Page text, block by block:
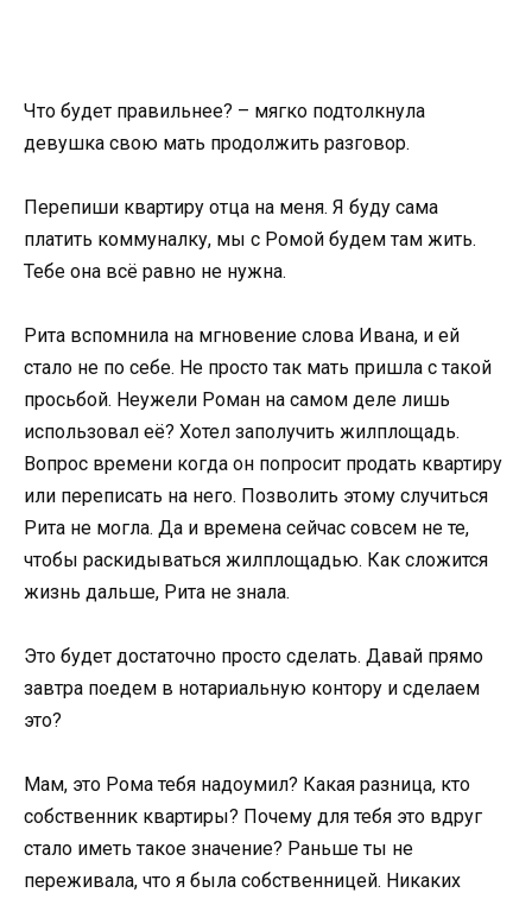
Что будет правильнее? – мягко подтолкнула
девушка свою мать продолжить разговор.
Перепиши квартиру отца на меня. Я буду сама
платить коммуналку, мы с Ромой будем там жить.
Тебе она всё равно не нужна.
Рита вспомнила на мгновение слова Ивана, и ей
стало не по себе. Не просто так мать пришла с такой
просьбой. Неужели Роман на самом деле лишь
использовал её? Хотел заполучить жилплощадь.
Вопрос времени когда он попросит продать квартиру
или переписать на него. Позволить этому случиться
Рита не могла. Да и времена сейчас совсем не те,
чтобы раскидываться жилплощадью. Как сложится
жизнь дальше, Рита не знала.
Это будет достаточно просто сделать. Давай прямо
завтра поедем в нотариальную контору и сделаем
это?
Мам, это Рома тебя надоумил? Какая разница, кто
собственник квартиры? Почему для тебя это вдруг
стало иметь такое значение? Раньше ты не
переживала, что я была собственницей. Никаких